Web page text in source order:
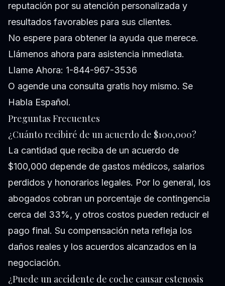
reputación por su atención personalizada y
resultados favorables para sus clientes.
No espere para obtener la ayuda que merece.
Llámenos ahora para asistencia inmediata.
Llame Ahora: 1-844-967-3536
O agende una consulta gratis hoy mismo. Se
Habla Español.
Preguntas Frecuentes
¿Cuánto recibiré de un acuerdo de $100,000?
La cantidad que reciba de un acuerdo de
$100,000 depende de gastos médicos, salarios
perdidos y honorarios legales. Por lo general, los
abogados cobran un porcentaje de contingencia
cerca del 33%, y otros costos pueden reducir el
pago final. Su compensación neta refleja los
daños reales y los acuerdos alcanzados en la
negociación.
¿Puede un accidente de coche causar estenosis